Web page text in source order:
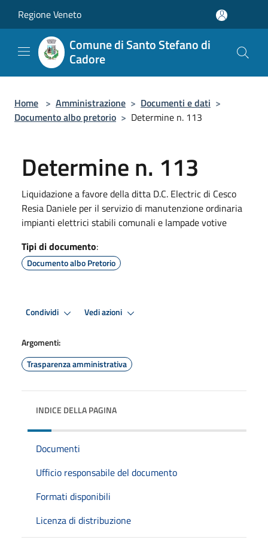
Regione Veneto
Comune di Santo Stefano di
Cadore
Home > Amministrazione > Documenti e dati >
Documento albo pretorio > Determine n. 113
Determine n. 113
Liquidazione a favore della ditta D.C. Electric di Cesco
Resia Daniele per il servizio di manutenzione ordinaria
impianti elettrici stabili comunali e lampade votive
Tipi di documento:
Documento albo Pretorio
Condividi Vedi azioni
Argomenti:
Trasparenza amministrativa
INDICE DELLA PAGINA
Documenti
Ufficio responsabile del documento
Formati disponibili
Licenza di distribuzione